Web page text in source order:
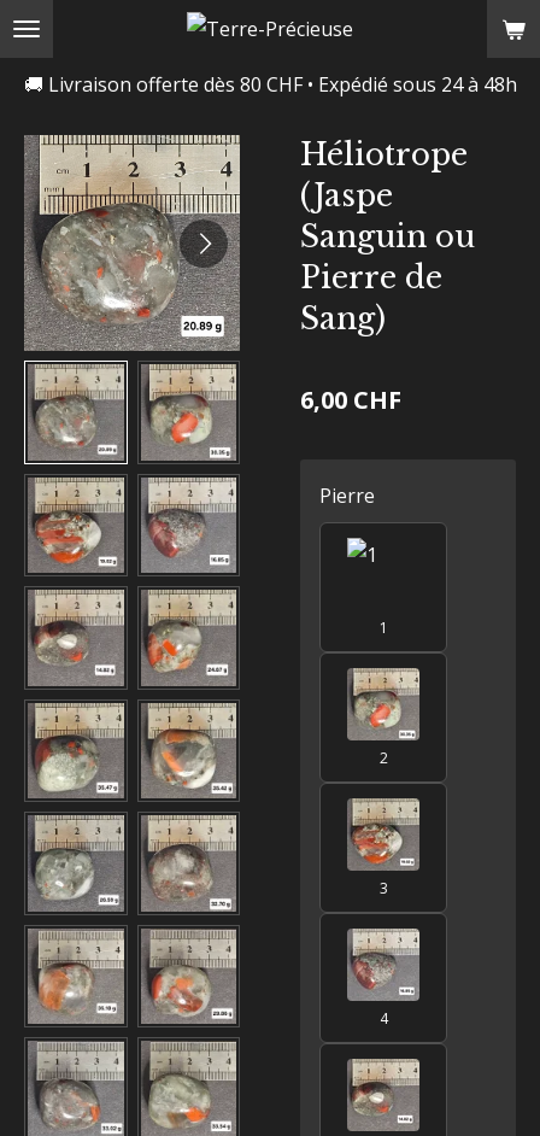
Passer
au
contenu
🚚 Livraison offerte dès 80 CHF • Expédié sous 24 à 48h
Héliotrope
(Jaspe
Sanguin ou
Pierre de
Sang)
6,00 CHF
Pierre
1
2
3
4